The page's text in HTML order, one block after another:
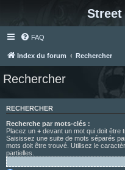
Street
FAQ
Index du forum Rechercher
Rechercher
RECHERCHER
Recherche par mots-clés :
Placez un + devant un mot qui doit être
Saisissez une suite de mots séparés
mots doit être trouvé. Utilisez le
partielles.